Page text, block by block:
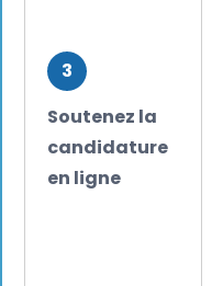
3
Soutenez la
candidature
en ligne